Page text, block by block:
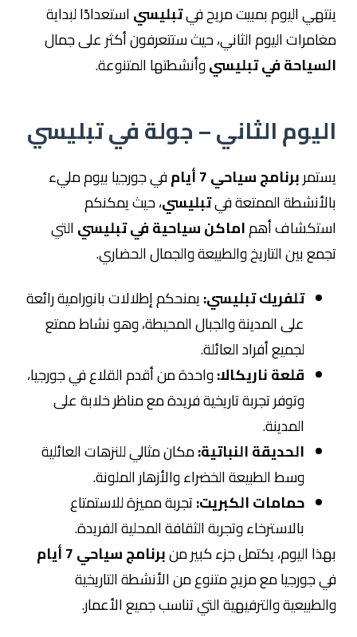
ينتهي اليوم بمبيت مريح فيتبليسياستعدادًا لبداية
مغامرات اليوم الثاني، حيث ستتعرفون أكثر على جمال
السياحة في تبليسيوأنشطتها المتنوعة.
اليوم الثاني – جولة في تبليسي
يستمربرنامج سياحي 7 أيام
في جورجيا بيوم مليء
بالأنشطة الممتعة فيتبليسي، حيث يمكنكم
استكشاف أهماماكن سياحية في تبليسيالتي
تجمع بين التاريخ والطبيعة والجمال الحضاري.
تلفريك تبليسي:يمنحكم إطلالات بانورامية رائعة
على المدينة والجبال المحيطة، وهو نشاط ممتع
لجميع أفراد العائلة.
قلعة ناريكالا:واحدة من أقدم القلاع في جورجيا،
وتوفر تجربة تاريخية فريدة مع مناظر خلابة على
المدينة.
الحديقة النباتية:مكان مثالي للنزهات العائلية
وسط الطبيعة الخضراء والأزهار الملونة.
حمامات الكبريت:تجربة مميزة للاستمتاع
بالاسترخاء وتجربة الثقافة المحلية الفريدة.
بهذا اليوم، يكتمل جزء كبير منبرنامج سياحي 7 أيام
في جورجيا مع مزيج متنوع من الأنشطة التاريخية
والطبيعية والترفيهية التي تناسب جميع الأعمار.